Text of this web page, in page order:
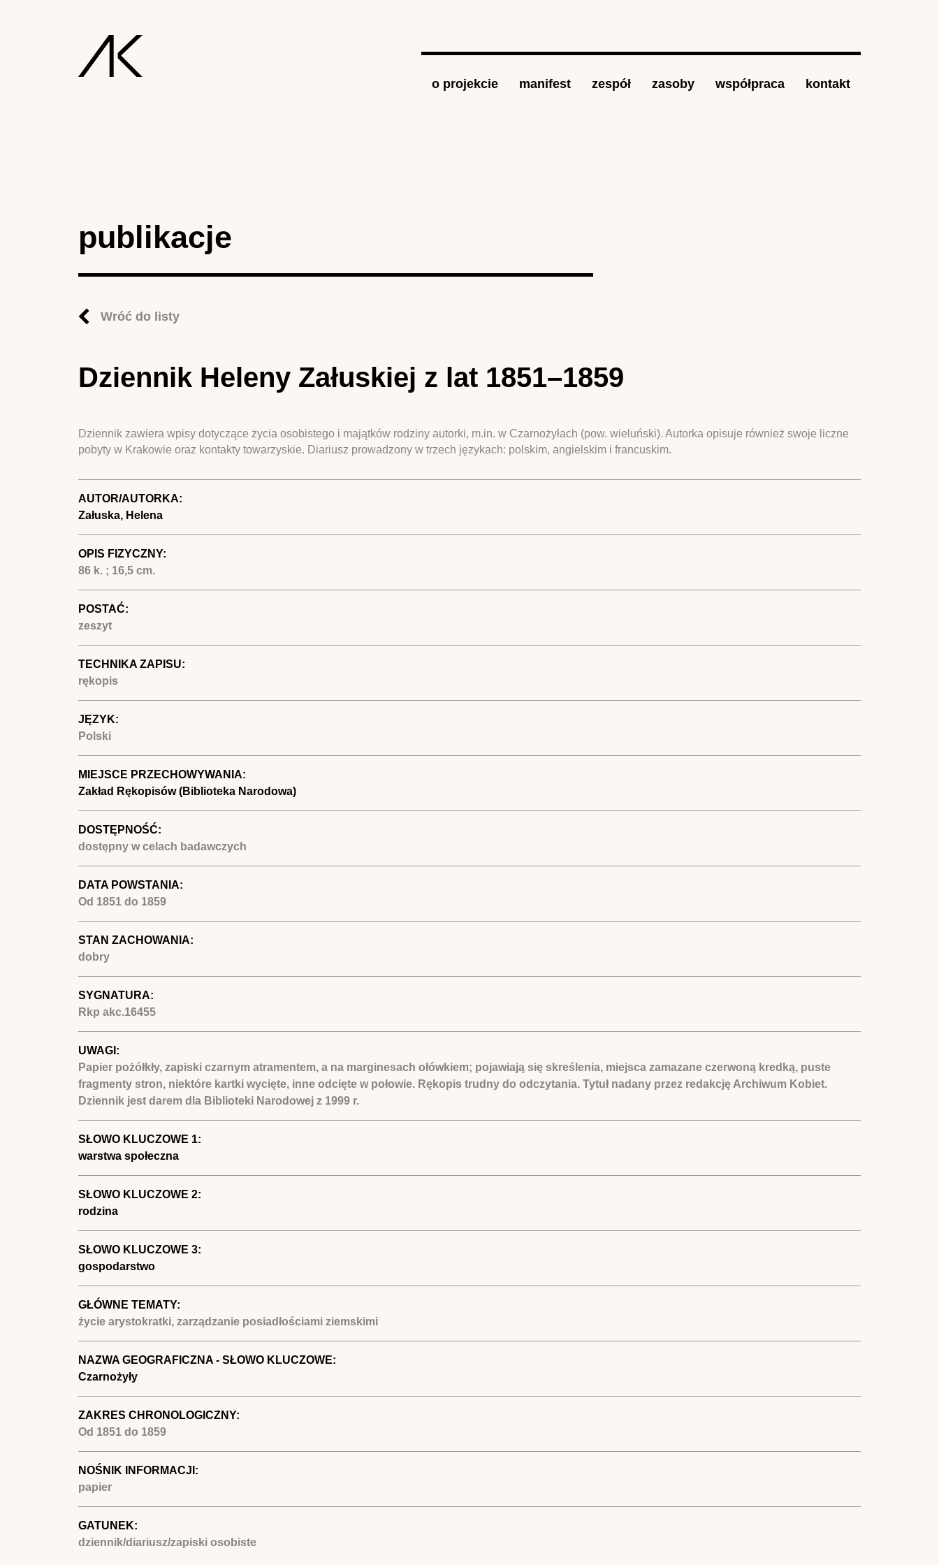
o projekcie manifest zespół zasoby współpraca kontakt
publikacje
Wróć do listy
Dziennik Heleny Załuskiej z lat 1851–1859
Dziennik zawiera wpisy dotyczące życia osobistego i majątków rodziny autorki, m.in. w Czarnożyłach (pow. wieluński). Autorka opisuje również swoje liczne
pobyty w Krakowie oraz kontakty towarzyskie. Diariusz prowadzony w trzech językach: polskim, angielskim i francuskim.
AUTOR/AUTORKA:
Załuska, Helena
OPIS FIZYCZNY:
86 k. ; 16,5 cm.
POSTAĆ:
zeszyt
TECHNIKA ZAPISU:
rękopis
JĘZYK:
Polski
MIEJSCE PRZECHOWYWANIA:
Zakład Rękopisów (Biblioteka Narodowa)
DOSTĘPNOŚĆ:
dostępny w celach badawczych
DATA POWSTANIA:
Od 1851do 1859
STAN ZACHOWANIA:
dobry
SYGNATURA:
Rkp akc.16455
UWAGI:
Papier pożółkły, zapiski czarnym atramentem, a na marginesach ołówkiem; pojawiają się skreślenia, miejsca zamazane czerwoną kredką, puste
fragmenty stron, niektóre kartki wycięte, inne odcięte w połowie. Rękopis trudny do odczytania. Tytuł nadany przez redakcję Archiwum Kobiet.
Dziennik jest darem dla Biblioteki Narodowej z 1999 r.
SŁOWO KLUCZOWE 1:
warstwa społeczna
SŁOWO KLUCZOWE 2:
rodzina
SŁOWO KLUCZOWE 3:
gospodarstwo
GŁÓWNE TEMATY:
życie arystokratki, zarządzanie posiadłościami ziemskimi
NAZWA GEOGRAFICZNA - SŁOWO KLUCZOWE:
Czarnożyły
ZAKRES CHRONOLOGICZNY:
Od 1851do 1859
NOŚNIK INFORMACJI:
papier
GATUNEK:
dziennik/diariusz/zapiski osobiste